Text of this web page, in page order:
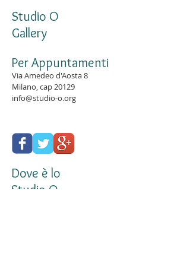
Studio O
Gallery
Per Appuntamenti
Via Amedeo d'Aosta 8
Milano, cap 20129
info@studio-o.org
Dove è lo
Studio O